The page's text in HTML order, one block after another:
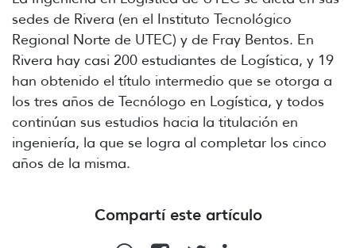
sedes de Rivera (en el Instituto Tecnológico
Regional Norte de UTEC) y de Fray Bentos. En
Rivera hay casi 200 estudiantes de Logística, y 19
han obtenido el título intermedio que se otorga a
los tres años de Tecnólogo en Logística, y todos
continúan sus estudios hacia la titulación en
ingeniería, la que se logra al completar los cinco
años de la misma.
Compartí este artículo